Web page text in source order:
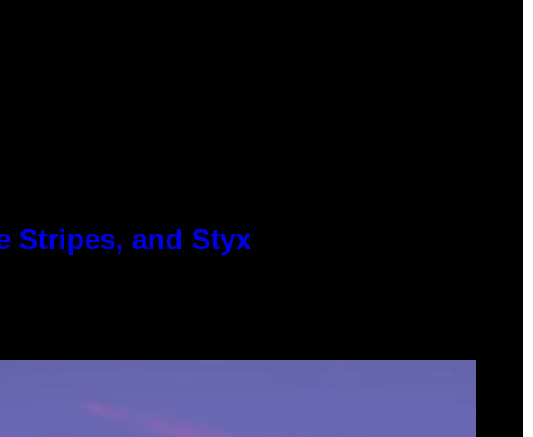
Stripes, and Styx